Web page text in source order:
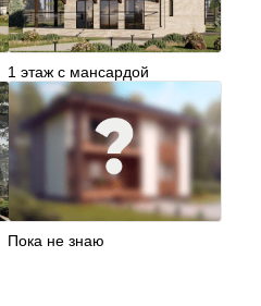
1 этаж с мансардой
Пока не знаю